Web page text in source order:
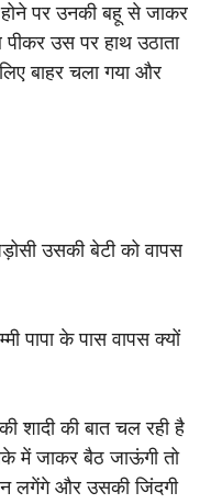
पर उनकी बहू से जाकर
पीकर उस पर हाथ उठाता
बाहर चला गया और
उसकी बेटी को वापस
पापा के पास वापस क्यों
शादी की बात चल रही है
में जाकर बैठ जाऊंगी तो
लगेंगे और उसकी जिंदगी